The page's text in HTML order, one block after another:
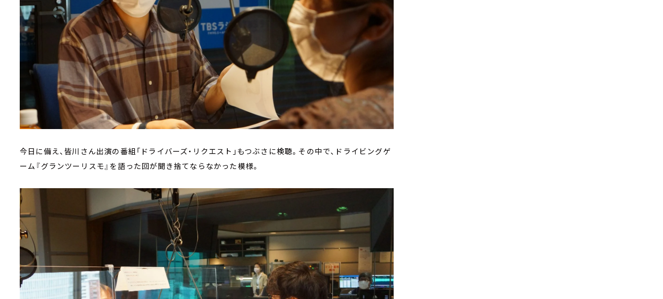
今日に備え、皆川さん出演の番組「ドライバーズ・リクエスト」もつぶさに検聴。その中で、ドライビングゲ
ーム『グランツーリスモ』を語った回が聞き捨てならなかった模様。